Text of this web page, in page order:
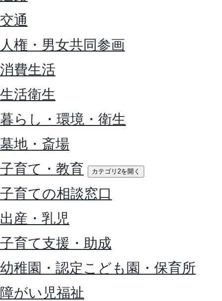
交通
人権・男女共同参画
消費生活
生活衛生
暮らし・環境・衛生
墓地・斎場
子育て・教育
カテゴリ2を開く
子育ての相談窓口
出産・乳児
子育て支援・助成
幼稚園・認定こども園・保育所
障がい児福祉